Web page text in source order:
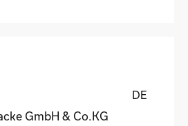
DE
GmbH & Co.KG